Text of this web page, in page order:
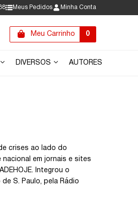
Meus Pedidos Minha Conta
Meu Carrinho 0
DIVERSOS AUTORES
crises ao lado do
em jornais e sites
Integrou o
S. Paulo, pela Rádio